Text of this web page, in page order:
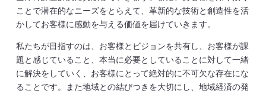
ことで潜在的なニーズをとらえて、革新的な技術と創造性を活
かしてお客様に感動を与える価値を届けていきます。
私たちが目指すのは、お客様とビジョンを共有し、お客様が課
題と感じていること、本当に必要としていることに対して一緒
に解決をしていく、お客様にとって絶対的に不可欠な存在にな
ることです。また地域との結びつきを大切にし、地域経済の発